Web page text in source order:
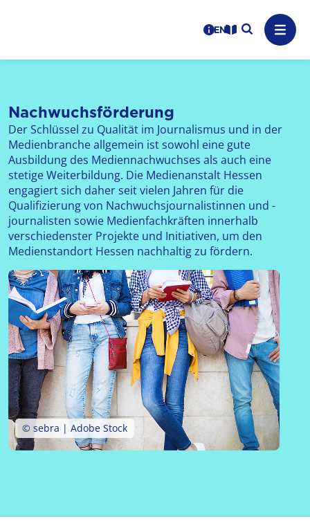
Logo: LPR Medienanstalt Hessen, Claim: Medien,
Benutzerhinweise
informations in
Leichte Sprache
Suche
Nachwuchsförderung
Der Schlüssel zu Qualität im Journalismus und in der
Medienbranche allgemein ist sowohl eine gute
Ausbildung des Mediennachwuchses als auch eine
stetige Weiterbildung. Die Medienanstalt Hessen
engagiert sich daher seit vielen Jahren für die
Qualifizierung von Nachwuchsjournalistinnen und -
journalisten sowie Medienfachkräften innerhalb
verschiedenster Projekte und Initiativen, um den
Medienstandort Hessen nachhaltig zu fördern.
© sebra | Adobe Stock